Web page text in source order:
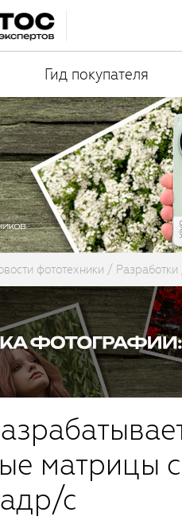
Гид покупателя
фототехники Разработки
матрицы
с